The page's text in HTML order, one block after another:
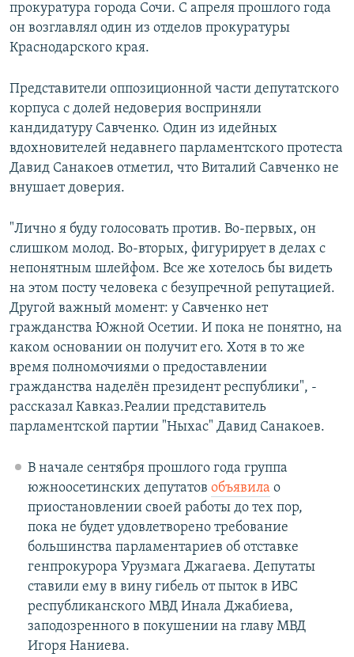
прокуратура города Сочи. С апреля прошлого года
он возглавлял один из отделов прокуратуры
Краснодарского края.
Представители оппозиционной части депутатского
корпуса с долей недоверия восприняли
кандидатуру Савченко. Один из идейных
вдохновителей недавнего парламентского протеста
Давид Санакоев отметил, что Виталий Савченко не
внушает доверия.
"Лично я буду голосовать против. Во-первых, он
слишком молод. Во-вторых, фигурирует в делах с
непонятным шлейфом. Все же хотелось бы видеть
на этом посту человека с безупречной репутацией.
Другой важный момент: у Савченко нет
гражданства Южной Осетии. И пока не понятно, на
каком основании он получит его. Хотя в то же
время полномочиями о предоставлении
гражданства наделён президент республики", -
рассказал Кавказ.Реалии представитель
парламентской партии "Ныхас" Давид Санакоев.
В начале сентября прошлого года группа
южноосетинских депутатов объявила о
приостановлении своей работы до тех пор,
пока не будет удовлетворено требование
большинства парламентариев об отставке
генпрокурора Урузмага Джагаева. Депутаты
ставили ему в вину гибель от пыток в ИВС
республиканского МВД Инала Джабиева,
заподозренного в покушении на главу МВД
Игоря Наниева.